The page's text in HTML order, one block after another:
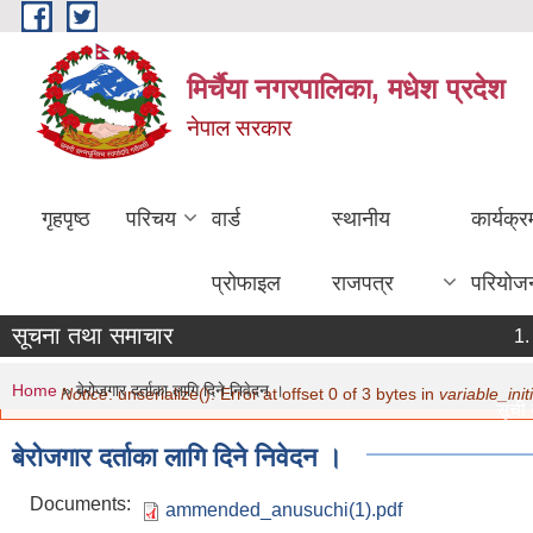
Skip to main content
मिर्चैया नगरपालिका, मधेश प्रदेश
नेपाल सरकार
गृहपृष्ठ परिचय वार्ड
प्रोफाइल
स्थानीय
राजपत्र
सूचना तथा समाचार
सूची
Error message
Notice: unserialize(): Error at offset 0 of 3 bytes in
You are here
Home » बेरोजगार दर्ताका लागि दिने निवेदन ।
बेरोजगार दर्ताका लागि दिने निवेदन ।
Documents: ammended_anusuchi(1).pdf